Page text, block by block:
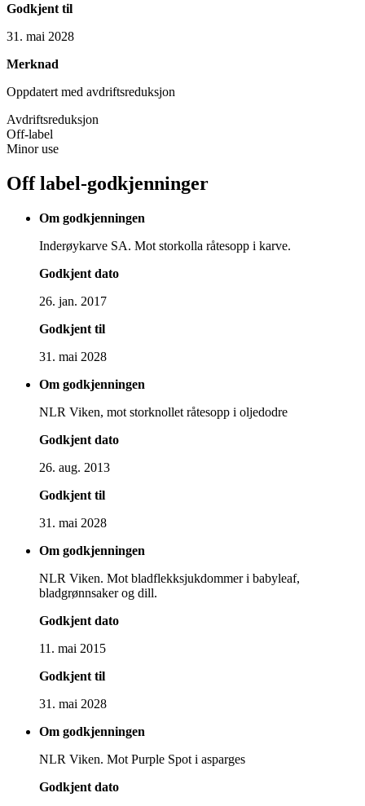
Godkjent til
31. mai 2028
Merknad
Oppdatert med avdriftsreduksjon
Avdriftsreduksjon
Off-label
Minor use
Off label-godkjenninger
Om godkjenningen
Inderøykarve SA. Mot storkolla råtesopp i karve.
Godkjent dato
26. jan. 2017
Godkjent til
31. mai 2028
Om godkjenningen
NLR Viken, mot storknollet råtesopp i oljedodre
Godkjent dato
26. aug. 2013
Godkjent til
31. mai 2028
Om godkjenningen
NLR Viken. Mot bladflekksjukdommer i babyleaf,
bladgrønnsaker og dill.
Godkjent dato
11. mai 2015
Godkjent til
31. mai 2028
Om godkjenningen
NLR Viken. Mot Purple Spot i asparges
Godkjent dato